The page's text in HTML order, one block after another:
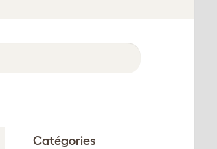
Catégories